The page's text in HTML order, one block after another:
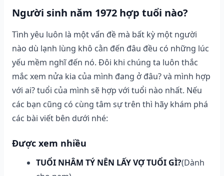
Người sinh năm 1972 hợp tuổi nào?
Tình yêu luôn là một vấn đề mà bất kỳ một người
nào dù lạnh lùng khô cằn đến đâu đều có những lúc
yếu mềm nghĩ đến nó. Đôi khi chúng ta luôn thắc
mắc xem nửa kia của mình đang ở đâu? và mình hợp
với ai? tuổi của mình sẽ hợp với tuổi nào nhất. Nếu
các bạn cũng có cùng tâm sự trên thì hãy khám phá
các bài viết bên dưới nhé:
Được xem nhiều
TUỔI NHÂM TÝ NÊN LẤY VỢ TUỔI GÌ?(Dành